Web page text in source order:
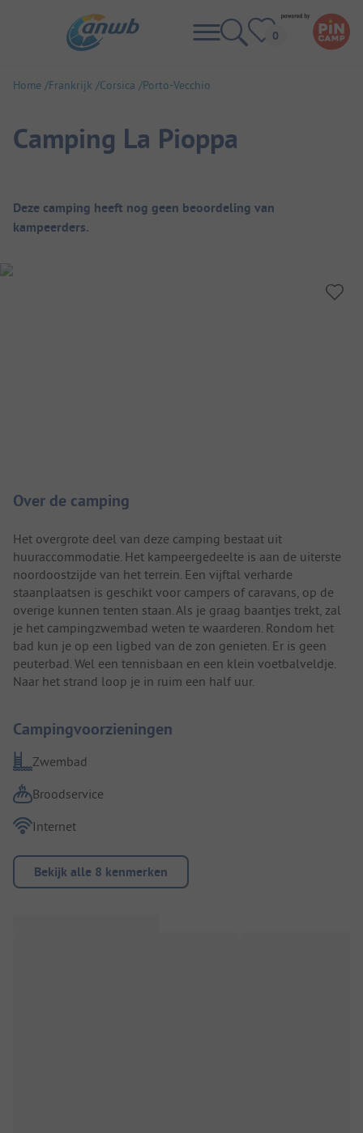
Home Frankrijk Corsica Porto-Vecchio
Camping La Pioppa
Camping overzicht
Deze camping heeft nog geen beoordeling van
kampeerders.
Over de camping
Het overgrote deel van deze camping bestaat uit
huuraccommodatie. Het kampeergedeelte is aan de uiterste
noordoostzijde van het terrein. Een vijftal verharde
staanplaatsen is geschikt voor campers of caravans, op de
overige kunnen tenten staan. Als je graag baantjes trekt, zal
je het campingzwembad weten te waarderen. Rondom het
bad kun je op een ligbed van de zon genieten. Er is geen
peuterbad. Wel een tennisbaan en een klein voetbalveldje.
Naar het strand loop je in ruim een half uur.
Campingvoorzieningen
Zwembad
Broodservice
Internet
Bekijk alle 8 kenmerken